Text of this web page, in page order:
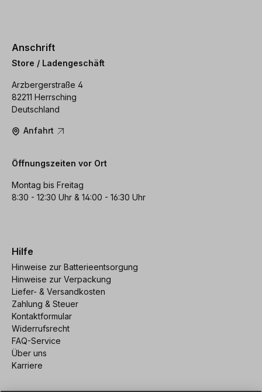
Anschrift
Store / Ladengeschäft
Arzbergerstraße 4
82211 Herrsching
Deutschland
Anfahrt
Öffnungszeiten vor Ort
Montag bis Freitag
8:30 - 12:30 Uhr & 14:00 - 16:30 Uhr
Hilfe
Hinweise zur Batterieentsorgung
Hinweise zur Verpackung
Liefer- & Versandkosten
Zahlung & Steuer
Kontaktformular
Widerrufsrecht
FAQ-Service
Über uns
Karriere